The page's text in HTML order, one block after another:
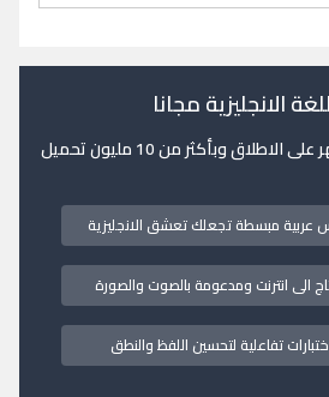
الانجليزية مجانا
وبأكثر من 10 مليون تحميل
عربية مبسطة تجعلك تعشق الانجليزية
الى انترنت ومدعومة بالصوت والصورة